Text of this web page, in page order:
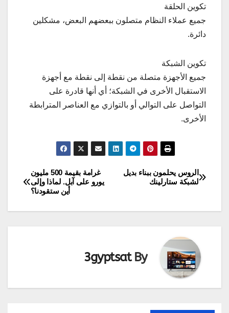
تكوين الحلقة
جميع عملاء النظام متصلون ببعضهم البعض، مشكلين
دائرة.
تكوين الشبكة
جميع الأجهزة متصلة من نقطة إلى نقطة مع أجهزة
الاستقبال الأخرى في الشبكة؛ أي أنها قادرة على
التواصل على التوالي أو بالتوازي مع العناصر المترابطة
الأخرى.
تصفّح
غرامة بقيمة 500 مليون
يورو على آبل. لماذا وإلى
أين ستقودنا؟
الروس يحلمون ببناء بديل
لشبكة ستارلينك
By
3gyptsat